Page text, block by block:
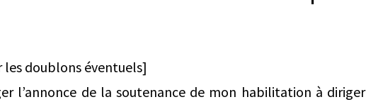
les doublons éventuels]
l’annonce de la soutenance de mon habilitation à diriger